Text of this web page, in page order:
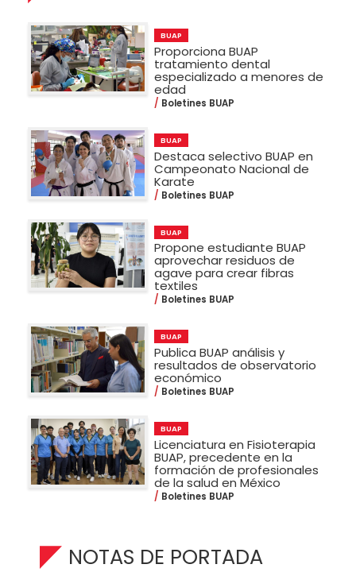
BUAP
Proporciona BUAP
tratamiento dental
especializado a menores de
edad
Boletines BUAP
BUAP
Destaca selectivo BUAP en
Campeonato Nacional de
Karate
Boletines BUAP
BUAP
Propone estudiante BUAP
aprovechar residuos de
agave para crear fibras
textiles
Boletines BUAP
BUAP
Publica BUAP análisis y
resultados de observatorio
económico
Boletines BUAP
BUAP
Licenciatura en Fisioterapia
BUAP, precedente en la
formación de profesionales
de la salud en México
Boletines BUAP
NOTAS DE PORTADA